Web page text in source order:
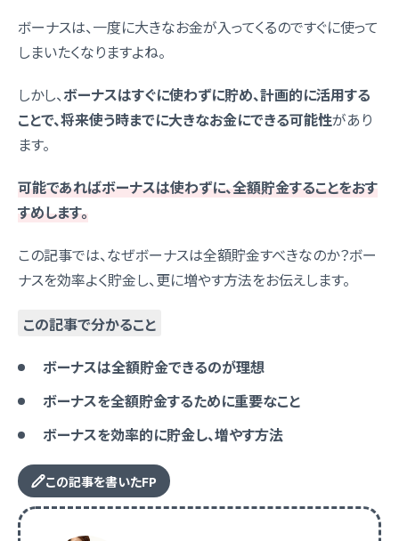
ボーナスは、一度に大きなお金が入ってくるのですぐに使って
しまいたくなりますよね。
しかし、ボーナスはすぐに使わずに貯め、計画的に活用する
ことで、将来使う時までに大きなお金にできる可能性があり
ます。
可能であればボーナスは使わずに、全額貯金することをおす
すめします。
この記事では、なぜボーナスは全額貯金すべきなのか？ボー
ナスを効率よく貯金し、更に増やす方法をお伝えします。
この記事で分かること
ボーナスは全額貯金できるのが理想
ボーナスを全額貯金するために重要なこと
ボーナスを効率的に貯金し、増やす方法
この記事を書いたFP